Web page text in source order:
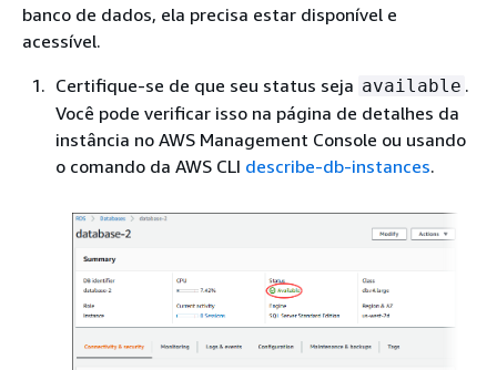
banco de dados, ela precisa estar disponível e
acessível.
Certifique-se de que seu status seja available .
Você pode verificar isso na página de detalhes da
instância no AWS Management Console ou usando
o comando da AWS CLI describe-db-instances.